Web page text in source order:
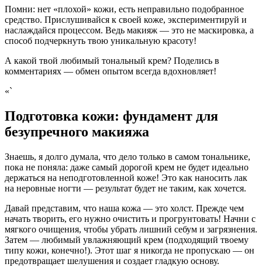
Помни: нет «плохой» кожи, есть неправильно подобранное
средство. Прислушивайся к своей коже, экспериментируй и
наслаждайся процессом. Ведь макияж — это не маскировка, а
способ подчеркнуть твою уникальную красоту!
А какой твой любимый тональный крем? Поделись в
комментариях — обмен опытом всегда вдохновляет!
«`
Подготовка кожи: фундамент для
безупречного макияжа
Знаешь, я долго думала, что дело только в самом тональнике,
пока не поняла: даже самый дорогой крем не будет идеально
держаться на неподготовленной коже! Это как наносить лак
на неровные ногти — результат будет не таким, как хочется.
Давай представим, что наша кожа — это холст. Прежде чем
начать творить, его нужно очистить и прогрунтовать! Начни с
мягкого очищения, чтобы убрать лишний себум и загрязнения.
Затем — любимый увлажняющий крем (подходящий твоему
типу кожи, конечно!). Этот шаг я никогда не пропускаю — он
предотвращает шелушения и создает гладкую основу.